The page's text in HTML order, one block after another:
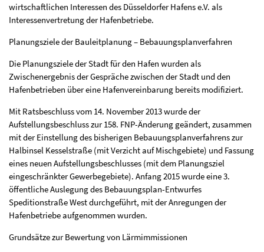
wirtschaftlichen Interessen des Düsseldorfer Hafens e.V. als
Interessenvertretung der Hafenbetriebe.
Planungsziele der Bauleitplanung – Bebauungsplanverfahren
Die Planungsziele der Stadt für den Hafen wurden als
Zwischenergebnis der Gespräche zwischen der Stadt und den
Hafenbetrieben über eine Hafenvereinbarung bereits modifiziert.
Mit Ratsbeschluss vom 14. November 2013 wurde der
Aufstellungsbeschluss zur 158. FNP-Änderung geändert, zusammen
mit der Einstellung des bisherigen Bebauungsplanverfahrens zur
Halbinsel Kesselstraße (mit Verzicht auf Mischgebiete) und Fassung
eines neuen Aufstellungsbeschlusses (mit dem Planungsziel
eingeschränkter Gewerbegebiete). Anfang 2015 wurde eine 3.
öffentliche Auslegung des Bebauungsplan-Entwurfes
Speditionstraße West durchgeführt, mit der Anregungen der
Hafenbetriebe aufgenommen wurden.
Grundsätze zur Bewertung von Lärmimmissionen